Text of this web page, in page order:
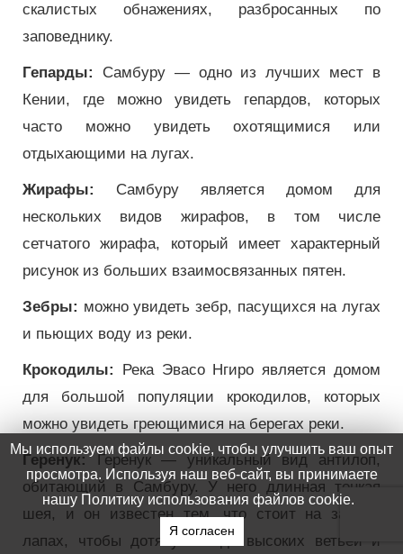
скалистых обнажениях, разбросанных по
заповеднику.
Гепарды: Самбуру — одно из лучших мест в
Кении, где можно увидеть гепардов, которых
часто можно увидеть охотящимися или
отдыхающими на лугах.
Жирафы: Самбуру является домом для
нескольких видов жирафов, в том числе
сетчатого жирафа, который имеет характерный
рисунок из больших взаимосвязанных пятен.
Зебры: можно увидеть зебр, пасущихся на лугах
и пьющих воду из реки.
Крокодилы:
Река Эвасо Нгиро является домом
для большой популяции крокодилов, которых
можно увидеть греющимися на берегах реки.
Геренук: Геренук — уникальный вид антилоп,
обитающий в Самбуру. У него длинная тонкая
шея, и он известен тем, что стоит на задних
лапах, чтобы дотянуться до высоких ветвей и